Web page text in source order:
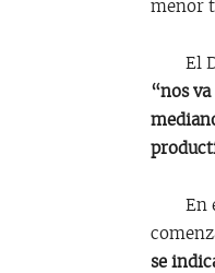
menor
El
“nos
En
se